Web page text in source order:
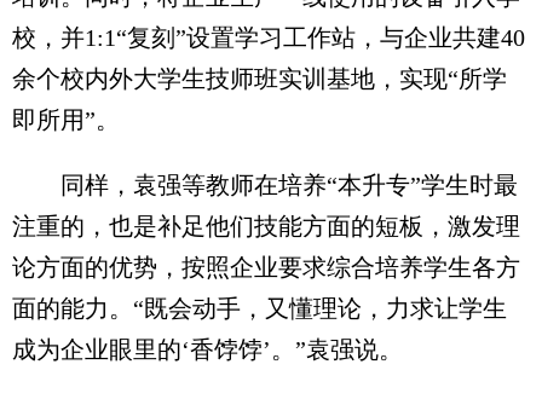
校，并1:1“复刻”设置学习工作站，与企业共建40
余个校内外大学生技师班实训基地，实现“所学
即所用”。
同样，袁强等教师在培养“本升专”学生时最
注重的，也是补足他们技能方面的短板，激发理
论方面的优势，按照企业要求综合培养学生各方
面的能力。“既会动手，又懂理论，力求让学生
成为企业眼里的‘香饽饽’。”袁强说。